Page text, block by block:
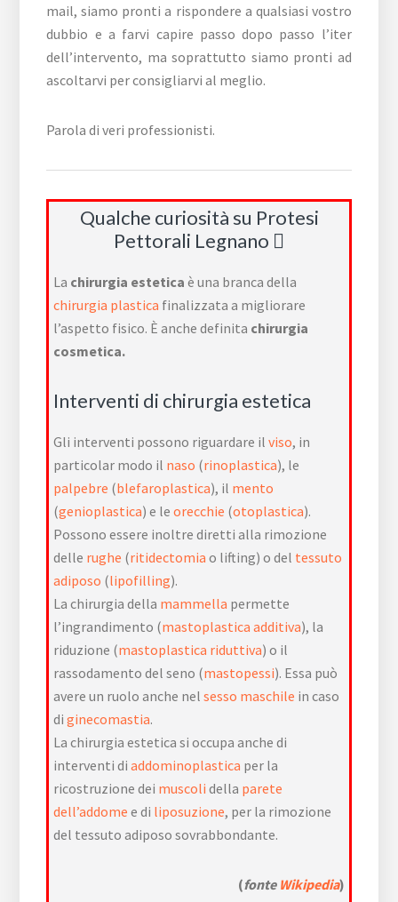
mail, siamo pronti a rispondere a qualsiasi vostro
dubbio e a farvi capire passo dopo passo l’iter
dell’intervento, ma soprattutto siamo pronti ad
ascoltarvi per consigliarvi al meglio.
Parola di veri professionisti.
Qualche curiosità su Protesi
Pettorali Legnano
La chirurgia estetica è una branca della
chirurgia plastica finalizzata a migliorare
l’aspetto fisico. È anche definita chirurgia
cosmetica.
Interventi di chirurgia estetica
Gli interventi possono riguardare ilviso, in
particolar modo il naso (rinoplastica), le
palpebre (blefaroplastica), il mento
(genioplastica) e leorecchie (otoplastica).
Possono essere inoltre diretti alla rimozione
delle rughe (ritidectomia o lifting) o del tessuto
adiposo (lipofilling).
La chirurgia della mammella permette
l’ingrandimento (mastoplastica additiva), la
riduzione (mastoplastica riduttiva) o il
rassodamento del seno (mastopessi). Essa può
avere un ruolo anche nelsesso maschile in caso
diginecomastia.
La chirurgia estetica si occupa anche di
interventi diaddominoplastica per la
ricostruzione dei muscoli della parete
dell’addome e di liposuzione, per la rimozione
del tessuto adiposo sovrabbondante.
(fonte Wikipedia)